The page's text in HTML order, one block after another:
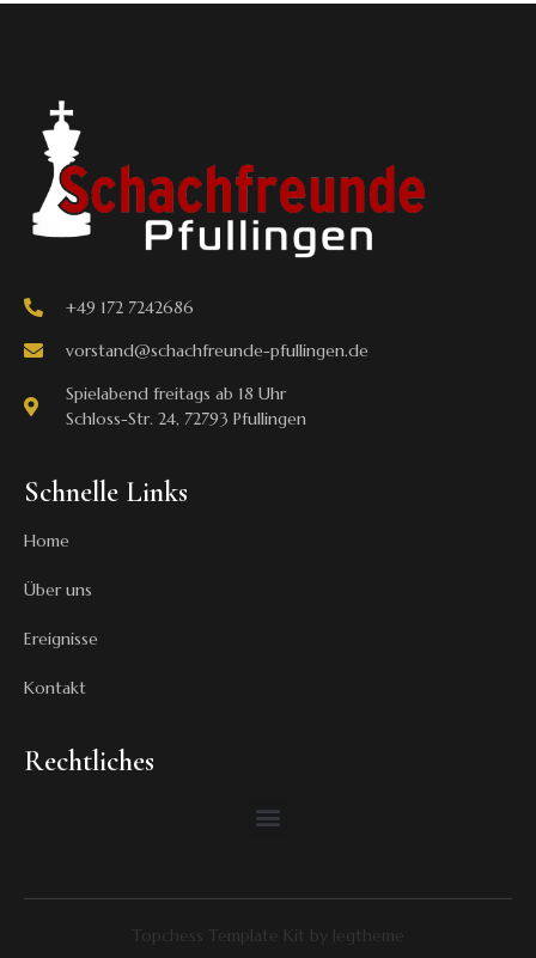
+49 172 7242686
vorstand@schachfreunde-pfullingen.de
Spielabend freitags ab 18 Uhr
Schloss-Str. 24, 72793 Pfullingen
Schnelle Links
Home
Über uns
Ereignisse
Kontakt
Rechtliches
Topchess Template Kit by Jegtheme